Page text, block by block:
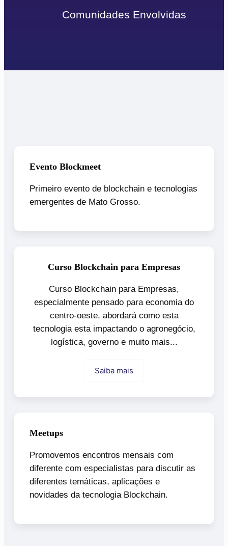
Comunidades Envolvidas
Evento Blockmeet
Primeiro evento de blockchain e tecnologias
emergentes de Mato Grosso.
Curso Blockchain para Empresas
Curso Blockchain para Empresas,
especialmente pensado para economia do
centro-oeste, abordará como esta
tecnologia esta impactando o agronegócio,
logística, governo e muito mais...
Saiba mais
Meetups
Promovemos encontros mensais com
diferente com especialistas para discutir as
diferentes temáticas, aplicações e
novidades da tecnologia Blockchain.